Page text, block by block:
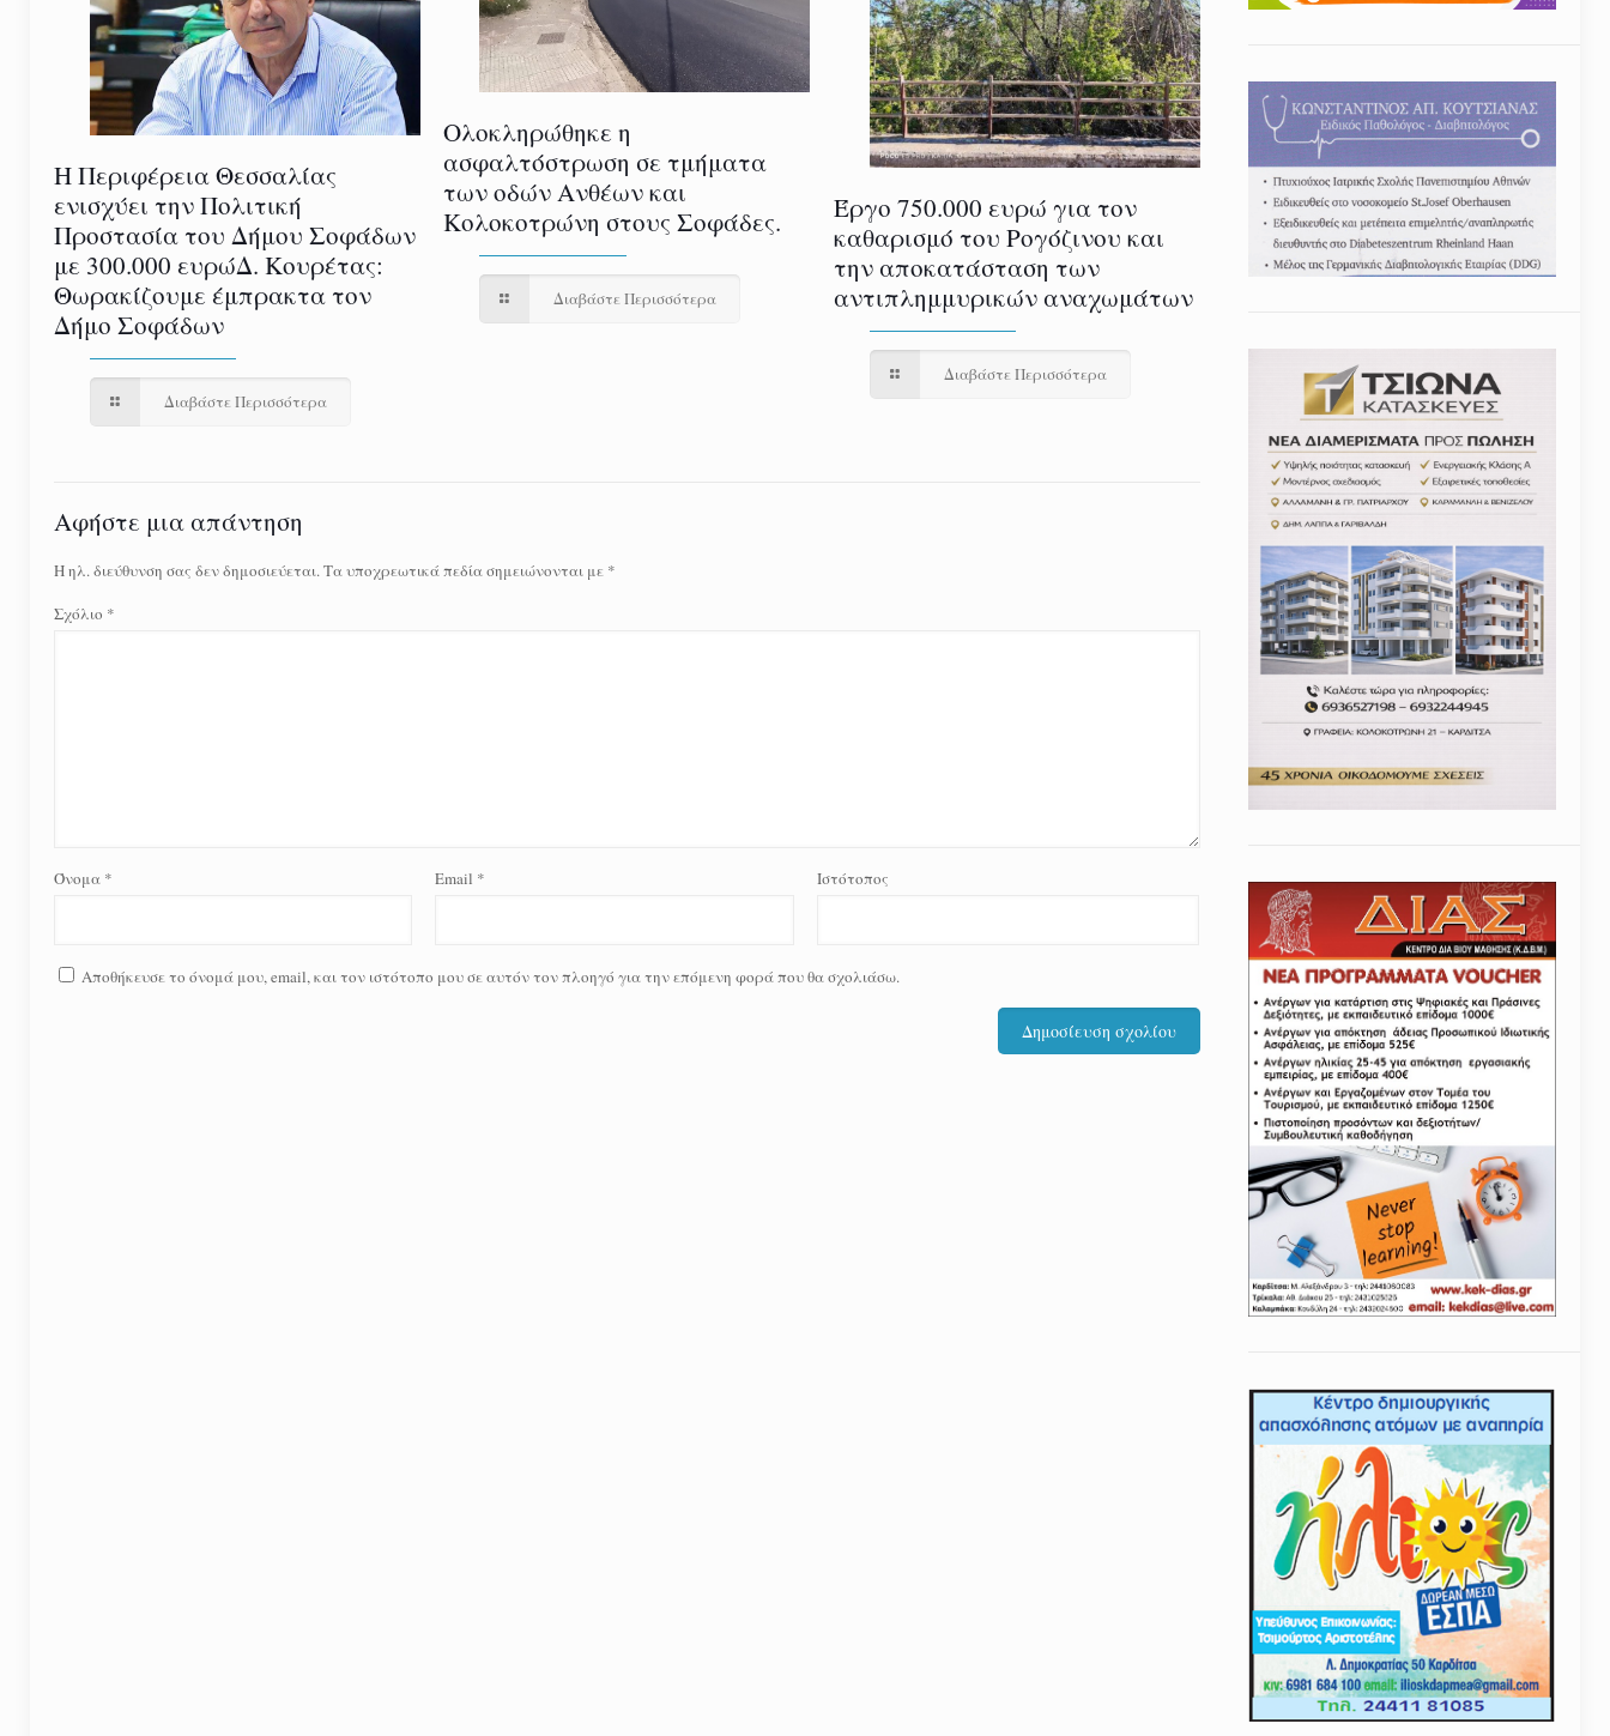
Η Περιφέρεια Θεσσαλίας
ενισχύει την Πολιτική
Προστασία του Δήμου Σοφάδων
με 300.000 ευρώΔ. Κουρέτας:
Θωρακίζουμε έμπρακτα τον
Δήμο Σοφάδων
Διαβάστε Περισσότερα
Ολοκληρώθηκε η
ασφαλτόστρωση σε τμήματα
των οδών Ανθέων και
Κολοκοτρώνη στους Σοφάδες.
Διαβάστε Περισσότερα
Έργο 750.000 ευρώ για τον
καθαρισμό του Ρογόζινου και
την αποκατάσταση των
αντιπλημμυρικών αναχωμάτων
Διαβάστε Περισσότερα
Αφήστε μια απάντηση
Η ηλ. διεύθυνση σας δεν δημοσιεύεται.Τα υποχρεωτικά πεδία σημειώνονται με *
Σχόλιο *
Όνομα * Email * Ιστότοπος
Αποθήκευσε το όνομά μου, email, και τον ιστότοπο μου σε αυτόν τον πλοηγό για την επόμενη φορά που θα σχολιάσω.